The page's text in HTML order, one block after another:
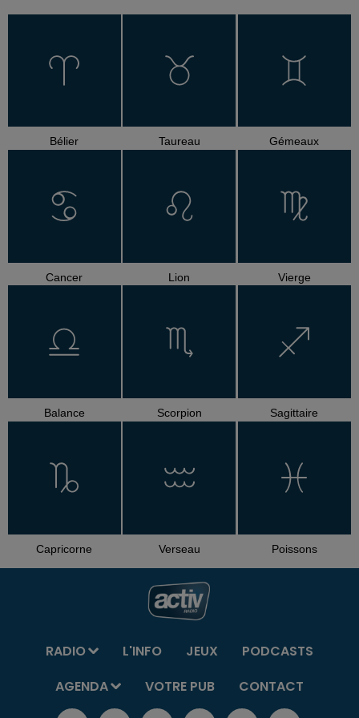
Bélier Taureau Gémeaux
Cancer Lion Vierge
Balance Scorpion Sagittaire
Capricorne Verseau Poissons
RADIO L'INFO JEUX
PODCASTS
AGENDA
VOTRE PUB CONTACT